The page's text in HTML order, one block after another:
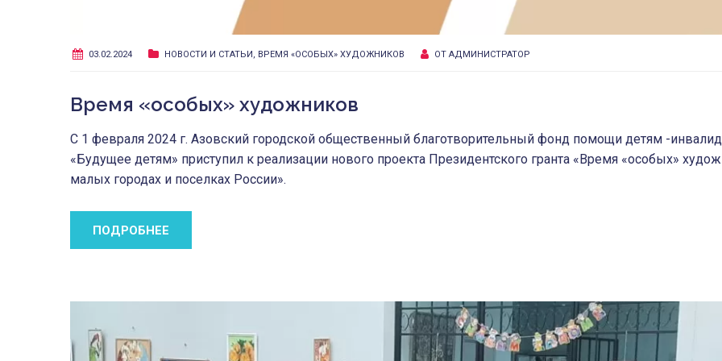
03.02.2024 НОВОСТИ И СТАТЬИ , ВРЕМЯ «ОСОБЫХ» ХУДОЖНИКОВ ОТ АДМИНИСТРАТОР
Время «особых» художников
С 1 февраля 2024 г. Азовский городской общественный благотворительный фонд помощи детям -
«Будущее детям» приступил к реализации нового проекта Президентского гранта «Время «особых»
малых городах и поселках России».
ПОДРОБНЕЕ